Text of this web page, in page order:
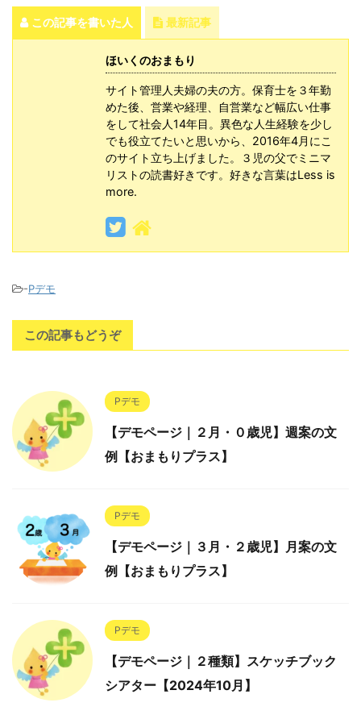
この記事を書いた人 最新記事
ほいくのおまもり
サイト管理人夫婦の夫の方。保育士を３年勤
めた後、営業や経理、自営業など幅広い仕事
をして社会人14年目。異色な人生経験を少し
でも役立てたいと思いから、2016年4月にこ
のサイト立ち上げました。３児の父でミニマ
リストの読書好きです。好きな言葉はLess is
more.
-Pデモ
この記事もどうぞ
Pデモ
【デモページ｜２月・０歳児】週案の文
例【おまもりプラス】
Pデモ
【デモページ｜３月・２歳児】月案の文
例【おまもりプラス】
Pデモ
【デモページ｜２種類】スケッチブック
シアター【2024年10月】